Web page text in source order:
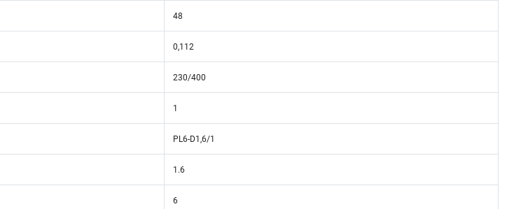
48
0,112
230/400
1
PL6-D1,6/1
1.6
6